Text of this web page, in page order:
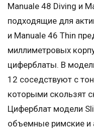
Manuale 48 Diving и
подходящие для
и Manuale 46 Thin
миллиметровых
циферблаты. В
12 соседствуют с
которыми скользят
Циферблат модели
объемные римские и